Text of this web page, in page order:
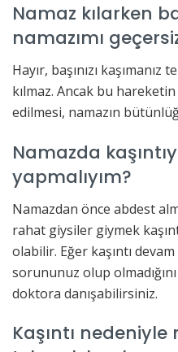
Namaz kılarken
namazımı
Hayır, başınızı kaşımanız
kılmaz. Ancak bu
edilmesi, namazın
Namazda
yapmalıyım?
Namazdan önce abdest
rahat giysiler giymek
olabilir. Eğer kaşıntı
sorununuz olup
doktora danışabilirsiniz.
Kaşıntı nedeniyle